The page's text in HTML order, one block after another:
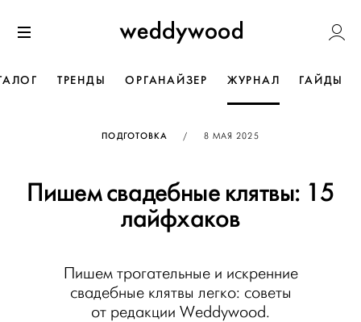
к содержанию
Weddywood
ТРЕНДЫ ОРГАНАЙЗЕР ЖУРНАЛ ГАЙДЫ
ПОДГОТОВКА / ОПУБЛИКОВАНО
8 МАЯ 2025
Пишем свадебные клятвы: 15
лайфхаков
Пишем трогательные и искренние
свадебные клятвы легко: советы
от редакции Weddywood.